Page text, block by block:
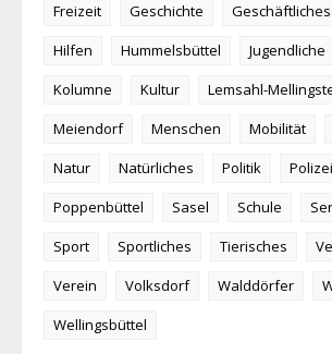
Freizeit
Geschichte Geschäftliches
Hilfen
Hummelsbüttel Jugendliche
Kolumne
Kultur
Lemsahl-
Meiendorf
Menschen Mobilität
Natur
Natürliches Politik
Poppenbüttel
Sasel Schule
Sport
Sportliches Tierisches
Verein
Volksdorf Walddörfer
Wellingsbüttel